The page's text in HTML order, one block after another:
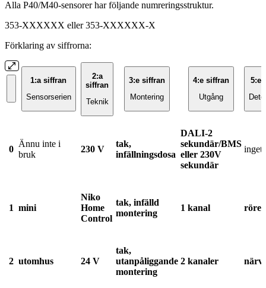
Alla P40/M40-sensorer har följande numreringsstruktur.
353-XXXXXX eller 353-XXXXXX-X
Förklaring av siffrorna:
1:a siffran
Sensorserien
2:a
siffran
Teknik
3:e siffran
Montering
4:e siffran
Utgång
5:e
0
Ännu inte i
bruk
230 V
tak,
infällningsdosa
DALI-2
sekundär/BMS
eller 230V
sekundär
inget
1 mini
Niko
Home
Control
tak, infälld
montering
1 kanal
2 utomhus 24 V
tak,
utanpåliggande
montering
2 kanaler